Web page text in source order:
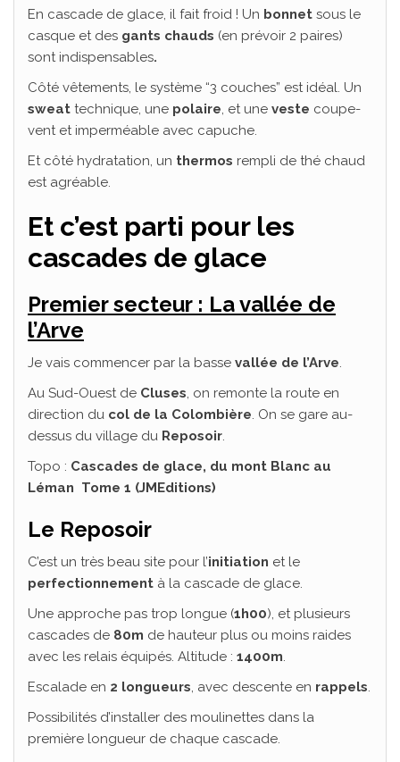
En cascade de glace, il fait froid ! Un bonnet sous le
casque et des gants chauds (en prévoir 2 paires)
sont indispensables.
Côté vêtements, le système “3 couches” est idéal. Un
sweat technique, une polaire, et une veste coupe-
vent et imperméable avec capuche.
Et côté hydratation, un thermos rempli de thé chaud
est agréable.
Et c’est parti pour les
cascades de glace
Premier secteur : La vallée de
l’Arve
Je vais commencer par la basse vallée de l’Arve.
Au Sud-Ouest de Cluses, on remonte la route en
direction du col de la Colombière. On se gare au-
dessus du village du Reposoir.
Topo : Cascades de glace, du mont Blanc au
Léman Tome 1 (JMEditions)
Le Reposoir
C’est un très beau site pour l’initiation et le
perfectionnement à la cascade de glace.
Une approche pas trop longue (1h00), et plusieurs
cascades de 80m de hauteur plus ou moins raides
avec les relais équipés. Altitude : 1400m.
Escalade en 2 longueurs, avec descente en rappels.
Possibilités d’installer des moulinettes dans la
première longueur de chaque cascade.